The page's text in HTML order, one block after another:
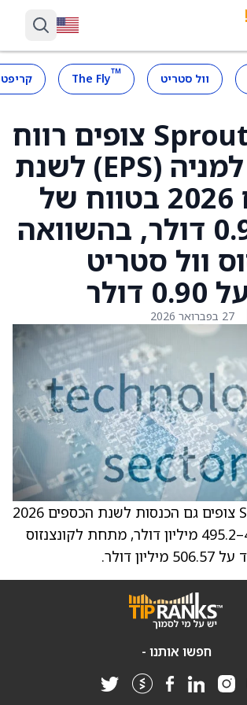
וול סטריט ™
The Fly
Sprout Social צופים רווח
מתואם למניה (EPS) לשנת
הכספים 2026 בטווח של
0.88–0.97 דולר, בהשוואה
וול סטריט
27 בפברואר 2026
. . Sprout Social צופים גם הכנסות לשנת הכספים 2026
בטווח של 490.2–495.2 מיליון דולר, מתחת לקונצנזוס
דולר.
חפשו אותנו -